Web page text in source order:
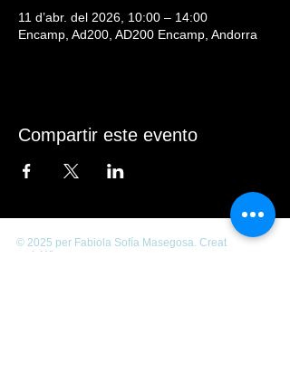
11 d’abr. del 2026, 10:00 – 14:00
Encamp, Ad200, AD200 Encamp, Andorra
Compartir este evento
© 2025 per Fabiola Sofía Masegosa. Creat
amb Wix.com